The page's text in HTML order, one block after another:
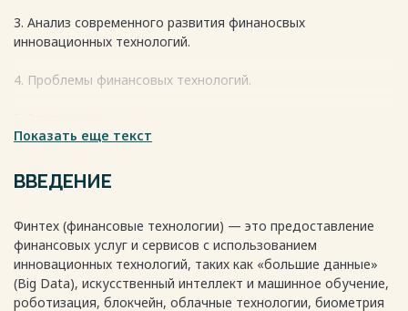
3. Анализ современного развития финаносвых
инновационных технологий.
4. Проблемы финансовых технологий.
Весь текст будет доступен
Показать еще текст
ВВЕДЕНИЕ
Финтех (финансовые технологии) — это предоставление
финансовых услуг и сервисов с использованием
инновационных технологий, таких как «большие данные»
(Big Data), искусственный интеллект и машинное обучение,
роботизация, блокчейн, облачные технологии, биометрия